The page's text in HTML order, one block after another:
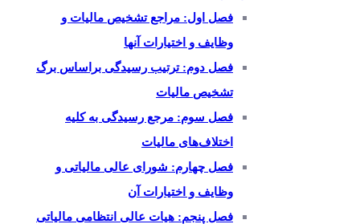
فصل اول: مراجع تشخیص مالیات و
وظایف و اختیارات آنها
فصل دوم: ترتیب رسیدگی براساس برگ
تشخیص مالیات
فصل سوم: مرجع رسیدگی به کلیه
اختلاف‌های مالیات
فصل چهارم: شورای عالی مالیاتی و
وظایف و اختیارات آن
فصل پنجم: هیات عالی انتظامی مالیاتی